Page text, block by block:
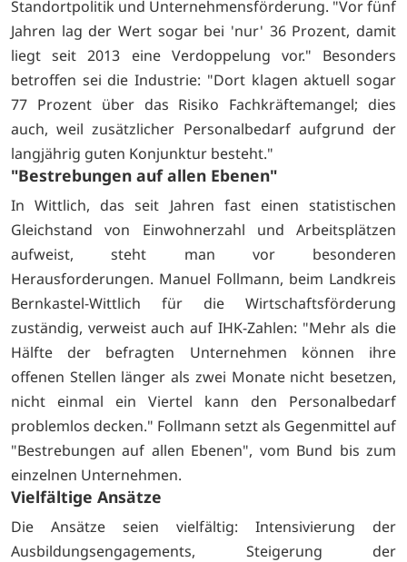
Standortpolitik und Unternehmensförderung. "Vor fünf
Jahren lag der Wert sogar bei 'nur' 36 Prozent, damit
liegt seit 2013 eine Verdoppelung vor." Besonders
betroffen sei die Industrie: "Dort klagen aktuell sogar
77 Prozent über das Risiko Fachkräftemangel; dies
auch, weil zusätzlicher Personalbedarf aufgrund der
langjährig guten Konjunktur besteht."
"Bestrebungen auf allen Ebenen"
In Wittlich, das seit Jahren fast einen statistischen
Gleichstand von Einwohnerzahl und Arbeitsplätzen
aufweist, steht man vor besonderen
Herausforderungen. Manuel Follmann, beim Landkreis
Bernkastel-Wittlich für die Wirtschaftsförderung
zuständig, verweist auch auf IHK-Zahlen: "Mehr als die
Hälfte der befragten Unternehmen können ihre
offenen Stellen länger als zwei Monate nicht besetzen,
nicht einmal ein Viertel kann den Personalbedarf
problemlos decken." Follmann setzt als Gegenmittel auf
"Bestrebungen auf allen Ebenen", vom Bund bis zum
einzelnen Unternehmen.
Vielfältige Ansätze
Die Ansätze seien vielfältig: Intensivierung der
Ausbildungsengagements, Steigerung der